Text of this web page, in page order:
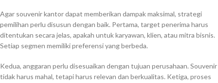
Agar souvenir kantor dapat memberikan dampak maksimal, strategi
pemilihan perlu disusun dengan baik. Pertama, target penerima harus
ditentukan secara jelas, apakah untuk karyawan, klien, atau mitra bisnis.
Setiap segmen memiliki preferensi yang berbeda.
Kedua, anggaran perlu disesuaikan dengan tujuan perusahaan. Souvenir
tidak harus mahal, tetapi harus relevan dan berkualitas. Ketiga, proses